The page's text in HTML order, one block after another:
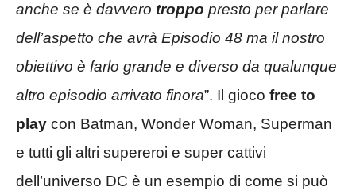
anche se è davvero troppo presto per parlare
dell’aspetto che avrà Episodio 48 ma il nostro
obiettivo è farlo grande e diverso da qualunque
altro episodio arrivato finora”. Il gioco free to
play con Batman, Wonder Woman, Superman
e tutti gli altri supereroi e super cattivi
dell’universo DC è un esempio di come si può